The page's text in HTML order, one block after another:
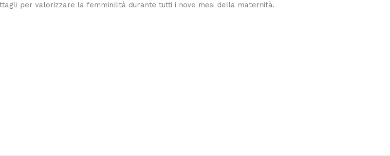
per valorizzare la femminilità durante tutti i nove mesi della maternità.